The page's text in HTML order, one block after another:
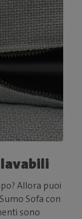
Allora puoi
Sofa con
sono